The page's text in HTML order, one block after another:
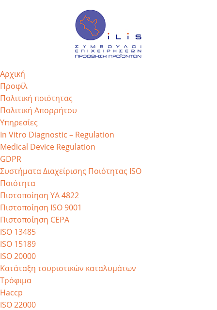
Αρχική
Προφίλ
Πολιτική ποιότητας
Πολιτική Απορρήτου
Υπηρεσίες
In Vitro Diagnostic – Regulation
Medical Device Regulation
GDPR
Συστήματα Διαχείρισης Ποιότητας ISO
Ποιότητα
Πιστοποίηση ΥΑ 4822
Πιστοποίηση ISO 9001
Πιστοποίηση CEPA
ISO 13485
ISO 15189
ISO 20000
Κατάταξη τουριστικών καταλυμάτων
Τρόφιμα
Haccp
ISO 22000